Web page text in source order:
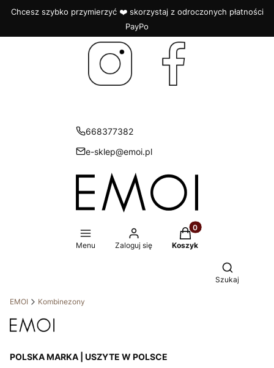
Chcesz szybko przymierzyć ❤️ skorzystaj z odroczonych płatności
PayPo
668377382
e-sklep@emoi.pl
Menu Zaloguj się
Produkty w
Koszyk
Otwórz
Szukaj
EMOI Kombinezony
POLSKA MARKA | USZYTE W POLSCE